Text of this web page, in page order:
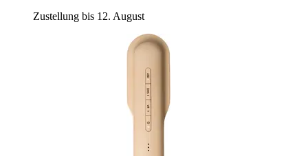
Zustellung bis 12. August